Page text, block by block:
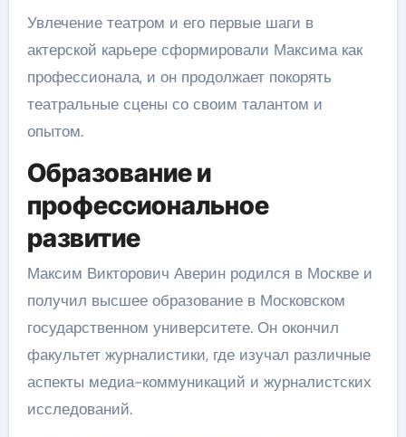
Увлечение театром и его первые шаги в
актерской карьере сформировали Максима как
профессионала, и он продолжает покорять
театральные сцены со своим талантом и
опытом.
Образование и
профессиональное
развитие
Максим Викторович Аверин родился в Москве и
получил высшее образование в Московском
государственном университете. Он окончил
факультет журналистики, где изучал различные
аспекты медиа-коммуникаций и журналистских
исследований.